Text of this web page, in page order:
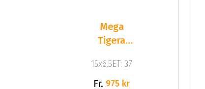
Mega
Tigera
Silver
15x6.5ET: 37
Fr. 975 kr